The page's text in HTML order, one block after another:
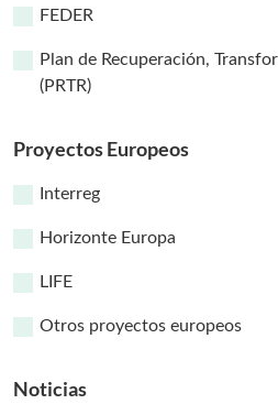
FEDER
Plan de Recuperación,
(PRTR)
Proyectos Europeos
Interreg
Horizonte Europa
LIFE
Otros proyectos europeos
Noticias